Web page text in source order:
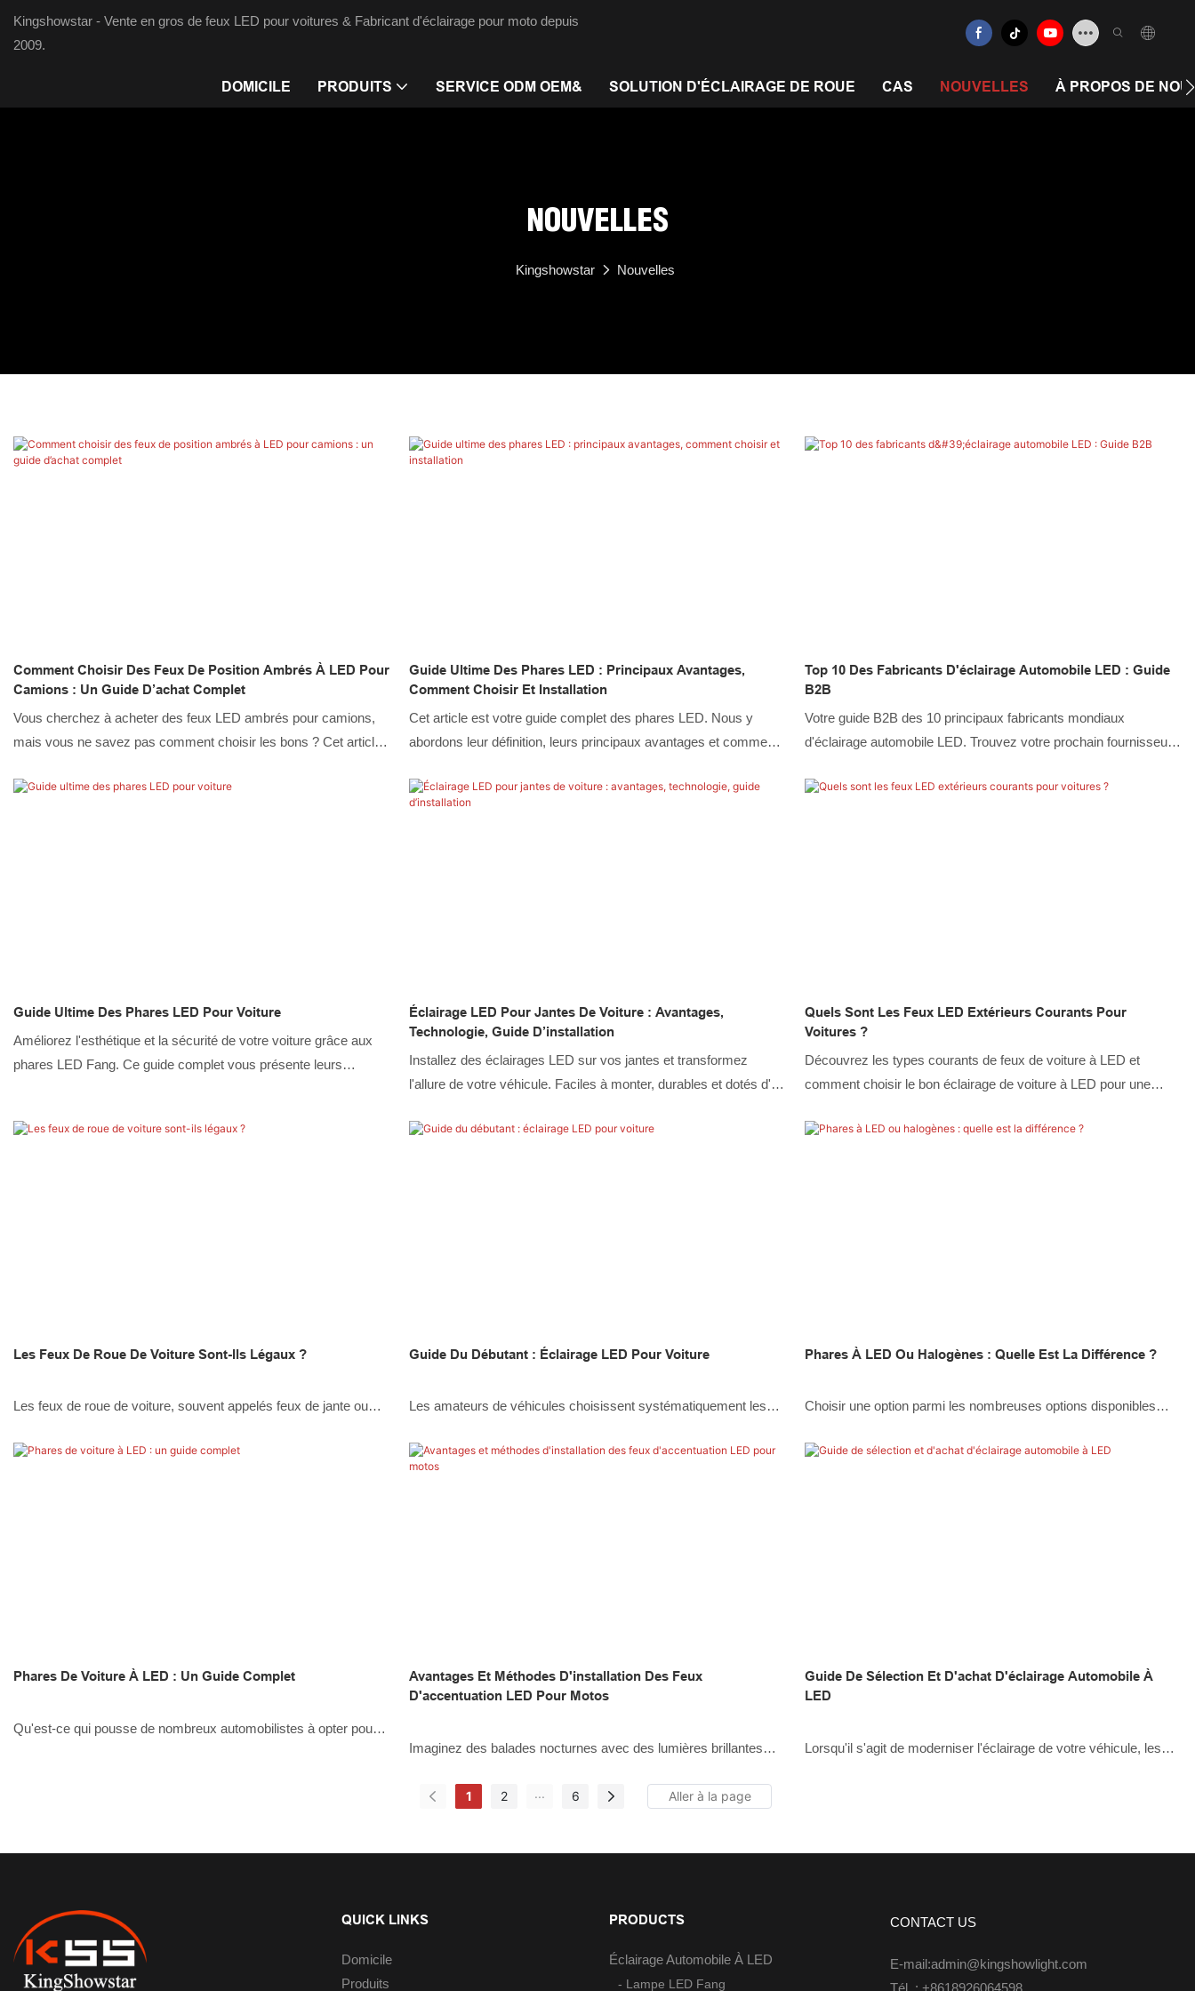
Kingshowstar - Vente en gros de feux LED pour voitures & Fabricant d'éclairage pour moto depuis
2009.
DOMICILE PRODUITS SERVICE ODM OEM& SOLUTION D'ÉCLAIRAGE DE ROUE CAS NOUVELLES À PROPOS DE
NOUVELLES
Kingshowstar Nouvelles
Comment Choisir Des Feux De Position Ambrés À LED Pour
Camions : Un Guide D’achat Complet
Vous cherchez à acheter des feux LED ambrés pour camions,
mais vous ne savez pas comment choisir les bons ? Cet article
choisir les meilleurs feux LED ambrés pour camions.
Guide Ultime Des Phares LED : Principaux Avantages,
Comment Choisir Et Installation
Cet article est votre guide complet des phares LED. Nous y
abordons leur définition, leurs principaux avantages et comment
Top 10 Des Fabricants D'éclairage Automobile LED : Guide
B2B
Votre guide B2B des 10 principaux fabricants mondiaux
d'éclairage automobile LED. Trouvez votre prochain fournisseur
Guide Ultime Des Phares LED Pour Voiture
Améliorez l'esthétique et la sécurité de votre voiture grâce aux
phares LED Fang. Ce guide complet vous présente leurs
Éclairage LED Pour Jantes De Voiture : Avantages,
Technologie, Guide D’installation
Installez des éclairages LED sur vos jantes et transformez
l'allure de votre véhicule. Faciles à monter, durables et dotés d'un
Quels Sont Les Feux LED Extérieurs Courants Pour
Voitures ?
Découvrez les types courants de feux de voiture à LED et
comment choisir le bon éclairage de voiture à LED pour une
véhicule moderne.
Les Feux De Roue De Voiture Sont-Ils Légaux ?
Les feux de roue de voiture, souvent appelés feux de jante ou
décoratifs installés autour des roues d'un véhicule. Ces lumières
Guide Du Débutant : Éclairage LED Pour Voiture
Les amateurs de véhicules choisissent systématiquement les
fonctionnelles et de conception. Dans ce blog, toutes les
Phares À LED Ou Halogènes : Quelle Est La Différence ?
Choisir une option parmi les nombreuses options disponibles
phares automobiles disponibles sur le marché sont les modèles
Phares De Voiture À LED : Un Guide Complet
Qu'est-ce qui pousse de nombreux automobilistes à opter pour
Avantages Et Méthodes D'installation Des Feux
D'accentuation LED Pour Motos
Imaginez des balades nocturnes avec des lumières brillantes
avoir une image plus claire du chemin sur lequel vous courez.
Guide De Sélection Et D'achat D'éclairage Automobile À
LED
Lorsqu'il s'agit de moderniser l'éclairage de votre véhicule, les
1 2 ... 6
QUICK LINKS
Domicile
Produits
PRODUCTS
Éclairage Automobile À LED
- Lampe LED Fang
CONTACT US
E-mail:admin@kingshowlight.com
Tél. : +8618926064598